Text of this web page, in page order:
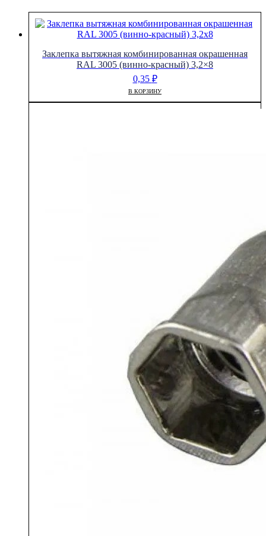
Заклепка вытяжная комбинированная окрашенная
RAL 3005 (винно-красный) 3,2×8
0,35 ₽
В КОРЗИНУ